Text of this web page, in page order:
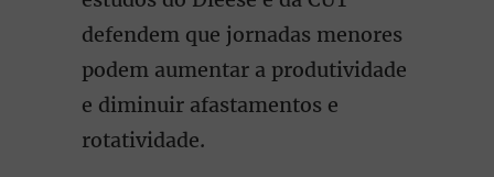
defendem que jornadas menores
podem aumentar a produtividade
e diminuir afastamentos e
rotatividade.